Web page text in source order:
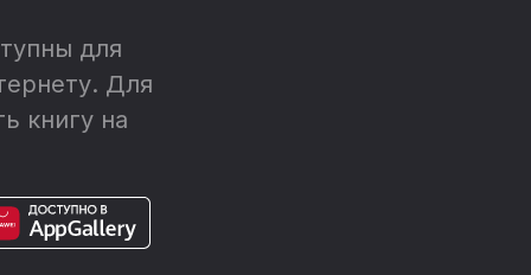
для
Для
книгу на